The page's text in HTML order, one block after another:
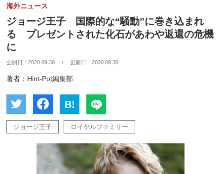
海外ニュース
ジョージ王子 国際的な“騒動”に巻き込まれ
る プレゼントされた化石があわや返還の危機
に
公開日：2020.09.30 / 更新日：2020.09.30
著者：Hint-Pot編集部
B!
ジョージ王子 ロイヤルファミリー